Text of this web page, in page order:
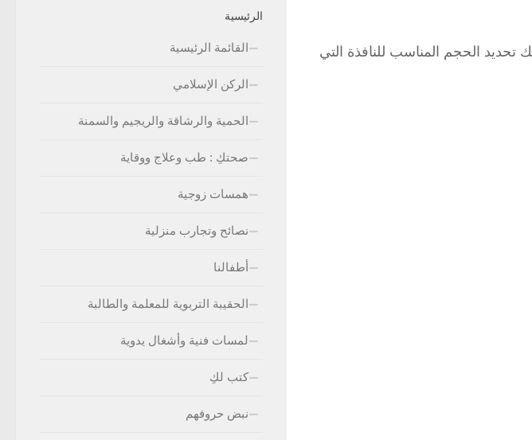
تحديد الحجم المناسب للنافذة التي
الرئيسية
القائمة الرئيسية
الركن الإسلامي
الحمية والرشاقة والريجيم والسمنة
صحتكِ : طب وعلاج ووقاية
همسات زوجية
نصائح وتجارب منزلية
أطفالنا
الحقيبة التربوية للمعلمة والطالبة
لمسات فنية وأشغال يدوية
كتب لكِ
نبض حروفهم